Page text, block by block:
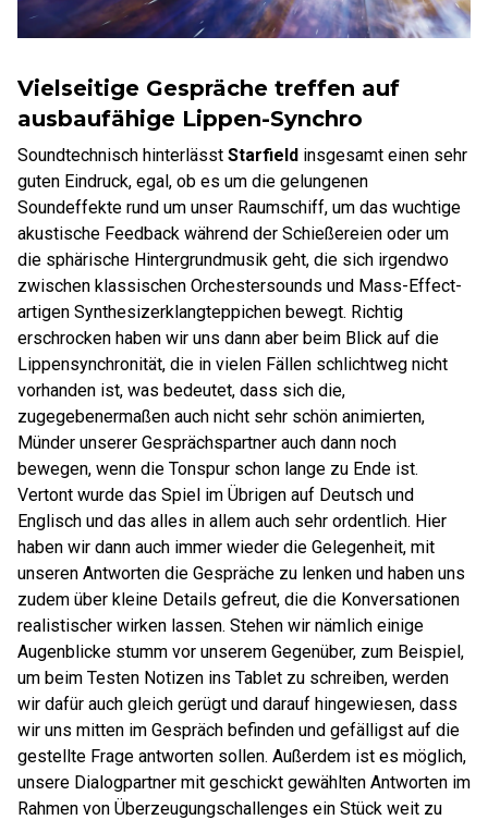
Vielseitige Gespräche treffen auf
ausbaufähige Lippen-Synchro
Soundtechnisch hinterlässt Starfield insgesamt einen sehr
guten Eindruck, egal, ob es um die gelungenen
Soundeffekte rund um unser Raumschiff, um das wuchtige
akustische Feedback während der Schießereien oder um
die sphärische Hintergrundmusik geht, die sich irgendwo
zwischen klassischen Orchestersounds und Mass-Effect-
artigen Synthesizerklangteppichen bewegt. Richtig
erschrocken haben wir uns dann aber beim Blick auf die
Lippensynchronität, die in vielen Fällen schlichtweg nicht
vorhanden ist, was bedeutet, dass sich die,
zugegebenermaßen auch nicht sehr schön animierten,
Münder unserer Gesprächspartner auch dann noch
bewegen, wenn die Tonspur schon lange zu Ende ist.
Vertont wurde das Spiel im Übrigen auf Deutsch und
Englisch und das alles in allem auch sehr ordentlich. Hier
haben wir dann auch immer wieder die Gelegenheit, mit
unseren Antworten die Gespräche zu lenken und haben uns
zudem über kleine Details gefreut, die die Konversationen
realistischer wirken lassen. Stehen wir nämlich einige
Augenblicke stumm vor unserem Gegenüber, zum Beispiel,
um beim Testen Notizen ins Tablet zu schreiben, werden
wir dafür auch gleich gerügt und darauf hingewiesen, dass
wir uns mitten im Gespräch befinden und gefälligst auf die
gestellte Frage antworten sollen. Außerdem ist es möglich,
unsere Dialogpartner mit geschickt gewählten Antworten im
Rahmen von Überzeugungschallenges ein Stück weit zu